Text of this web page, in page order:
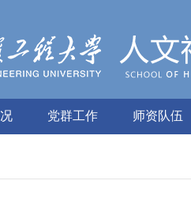
党群工作 师资队伍